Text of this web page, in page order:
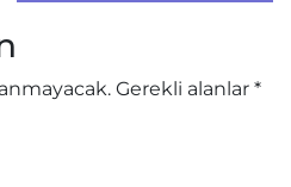
Gerekli alanlar *